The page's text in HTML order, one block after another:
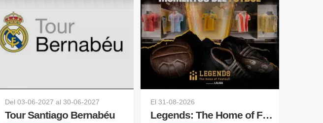
Del03-06-2027 al30-06-2027
Tour Santiago Bernabéu
El31-08-2026
Legends: The Home of Football